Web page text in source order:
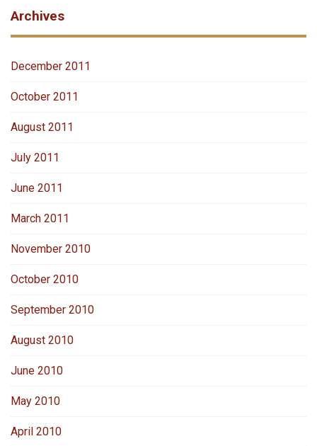
Archives
December 2011
October 2011
August 2011
July 2011
June 2011
March 2011
November 2010
October 2010
September 2010
August 2010
June 2010
May 2010
April 2010